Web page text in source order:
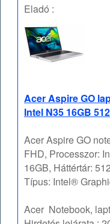
Eladó :
Acer Aspire GO
Intel N35 16GB
Acer Aspire GO
FHD, Processzor:
16GB, Háttértár:
Típus: Intel®
Acer Notebook,